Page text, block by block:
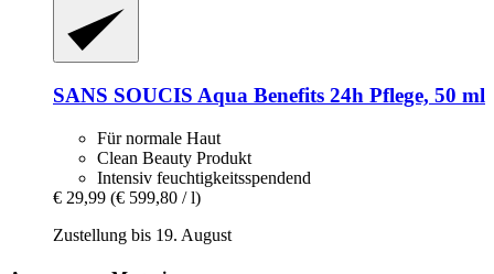
SANS SOUCIS Aqua Benefits 24h Pflege, 50 ml
Für normale Haut
Clean Beauty Produkt
Intensiv feuchtigkeitsspendend
€ 29,99 (€ 599,80 / l)
Zustellung bis 19. August